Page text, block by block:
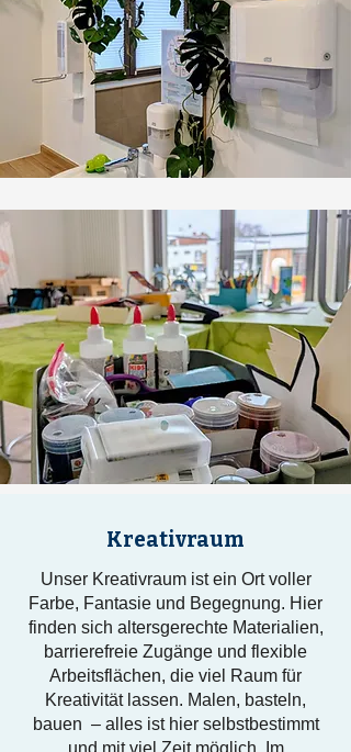
Kreativraum
Unser Kreativraum ist ein Ort voller
Farbe, Fantasie und Begegnung. Hier
finden sich altersgerechte Materialien,
barrierefreie Zugänge und flexible
Arbeitsflächen, die viel Raum für
Kreativität lassen. Malen, basteln,
bauen – alles ist hier selbstbestimmt
und mit viel Zeit möglich. Im